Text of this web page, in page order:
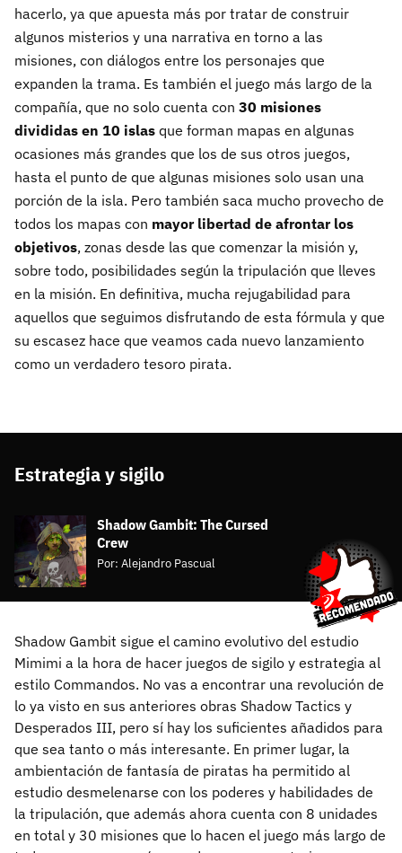
hacerlo, ya que apuesta más por tratar de construir
algunos misterios y una narrativa en torno a las
misiones, con diálogos entre los personajes que
expanden la trama. Es también el juego más largo de la
compañía, que no solo cuenta con 30 misiones
divididas en 10 islas que forman mapas en algunas
ocasiones más grandes que los de sus otros juegos,
hasta el punto de que algunas misiones solo usan una
porción de la isla. Pero también saca mucho provecho de
todos los mapas con mayor libertad de afrontar los
objetivos, zonas desde las que comenzar la misión y,
sobre todo, posibilidades según la tripulación que lleves
en la misión. En definitiva, mucha rejugabilidad para
aquellos que seguimos disfrutando de esta fórmula y que
su escasez hace que veamos cada nuevo lanzamiento
como un verdadero tesoro pirata.
Estrategia y sigilo
Shadow Gambit: The Cursed
Crew
Por: Alejandro Pascual
Shadow Gambit sigue el camino evolutivo del estudio
Mimimi a la hora de hacer juegos de sigilo y estrategia al
estilo Commandos. No vas a encontrar una revolución de
lo ya visto en sus anteriores obras Shadow Tactics y
Desperados III, pero sí hay los suficientes añadidos para
que sea tanto o más interesante. En primer lugar, la
ambientación de fantasía de piratas ha permitido al
estudio desmelenarse con los poderes y habilidades de
la tripulación, que además ahora cuenta con 8 unidades
en total y 30 misiones que lo hacen el juego más largo de